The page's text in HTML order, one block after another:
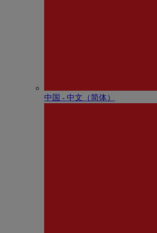
中国 - 中⽂（简体）